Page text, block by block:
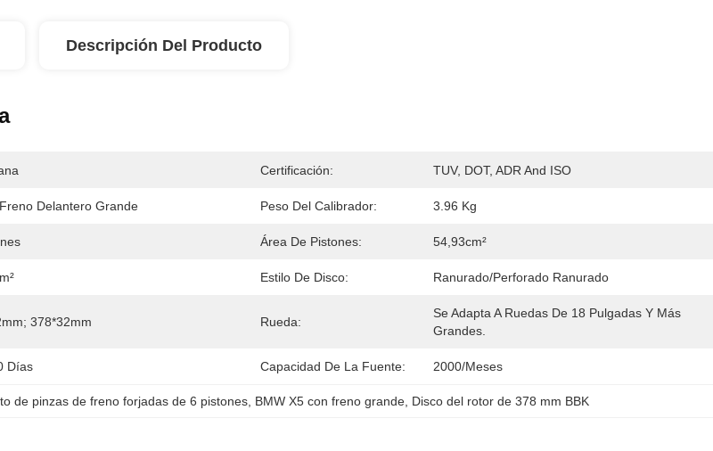
Descripción Del Producto
Certificación: TUV, DOT, ADR And ISO
Delantero Grande Peso Del Calibrador: 3.96 Kg
Área De Pistones: 54,93cm²
Estilo De Disco: Ranurado/Perforado Ranurado
378*32mm Rueda:
Se Adapta A Ruedas De 18 Pulgadas Y Más
Grandes.
Días Capacidad De La Fuente: 2000/meses
de pinzas de freno forjadas de 6 pistones BMW X5 con freno grande Disco del rotor de 378 mm BBK